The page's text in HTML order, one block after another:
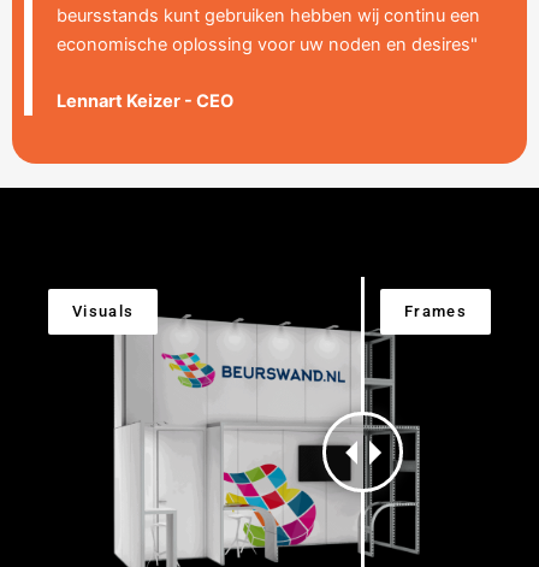
beursstands kunt gebruiken hebben wij continu een
economische oplossing voor uw noden en desires"
Lennart Keizer - CEO